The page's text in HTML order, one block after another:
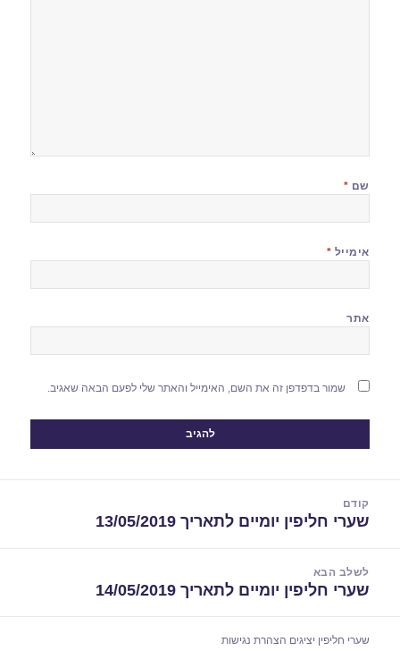
שם *
אימייל *
אתר
שמור בדפדפן זה את השם, האימייל והאתר שלי לפעם הבאה שאגיב.
קודם
הפוסט
שערי חליפין יומיים לתאריך 13/05/2019
לשלב הבא
הפוסט
שערי חליפין יומיים לתאריך 14/05/2019
שערי חליפין יציגים הצהרת נגישות